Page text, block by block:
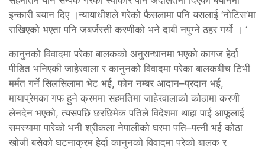
इन्कारी बयान दिए ।न्यायाधीशले गरेको फैसलामा पनि यसलाई ‘नोटिस’मा
राखिएको भएता पनि जबर्जस्ती करणीको भने दाबी नपुग्ने ठहर गर्यो । ‘
कानुनको विवादमा परेका बालकको अनुसन्धानमा भएको कागज हेर्दा
पीडित भनिएकी जाहेरवाला र कानुनको विवादमा परेका बालकबीच टिभी
मर्मत गर्ने सिलसिलामा भेट भई, फोन नम्बर आदान–प्रदान भई,
मायाप्रेमका गफ हुने क्रममा सहमतिमा जाहेरवालाको कोठामा करणी
लेनदेन भएको, त्यसपछि छरछिमेक पतिले विदेशमा थाहा पाई आफूलाई
समस्यामा पारेको भनी श्रीकला नेपालीको घरमा पति–पत्नी भई कोठा
खोजी बसेको घटनाक्रम हेर्दा कानुनको विवादमा परेको बालक र